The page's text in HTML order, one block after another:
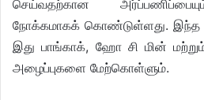
செய்வதற்கான
நோக்கமாகக் கொண்டுள்ளது. இந்த
இது பாங்காக், ஹோ சி மின்
அழைப்புகளை மேற்கொள்ளும்.